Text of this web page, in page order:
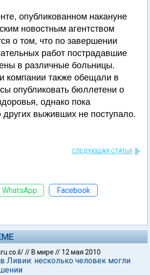
опубликованном накануне
новостным агентством
о том, что по завершении
работ пострадавшие
в различные больницы.
компании также обещали в
опубликовать бюллетени о
однако пока
выживших не поступало.
СЛЕДУЮЩАЯ СТАТЬЯ
WhatsApp Facebook
// В мире // 12 мая 2010
Ливии: несколько человек могли